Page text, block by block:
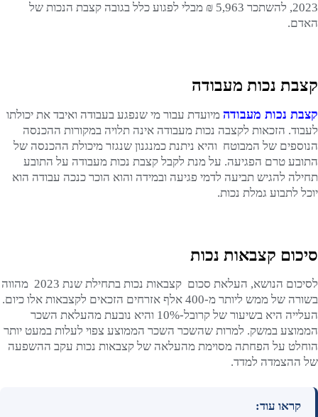
2023, להשתכר 5,963 ₪ מבלי לפגוע כלל בגובה קצבת הנכות של
האדם.
קצבת נכות מעבודה
קצבת נכות מעבודה מיועדת עבור מי שנפגע בעבודה ואיבד את יכולתו
לעבוד. הזכאות לקצבה נכות מעבודה אינה תלויה במקורות ההכנסה
הנוספים של המבוטח והיא ניתנת כמנגנון שנגזר מיכולת ההכנסה של
התובע טרם הפגיעה. על מנת לקבל קצבת נכות מעבודה על התובע
תחילה להגיש תביעה לדמי פגיעה ובמידה והוא הוכר כנכה עבודה הוא
יוכל לתבוע גמלת נכות.
סיכום קצבאות נכות
לסיכום הנושא, העלאת סכום קצבאות נכות בתחילת שנת 2023 מהווה
בשורה של ממש ליותר מ-400 אלף אזרחים הזכאים לקצבאות אלו כיום.
העלייה היא בשיעור של קרובל-10% והיא נובעת מהעלאת השכר
הממוצע במשק. למרות שהשכר השכר הממוצע צפוי לעלות במעט יותר
הוחלט על הפחתה מסוימת מהעלאה של קצבאות נכות עקב ההשפעה
של ההצמדה למדד.
קראו עוד: